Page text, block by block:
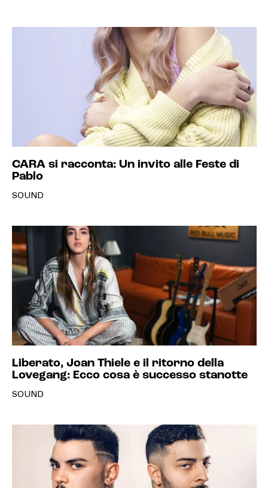
CARA si racconta: Un invito alle Feste di
Pablo
SOUND
Liberato, Joan Thiele e il ritorno della
Lovegang: Ecco cosa è successo stanotte
SOUND